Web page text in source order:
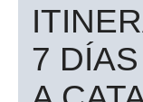
7